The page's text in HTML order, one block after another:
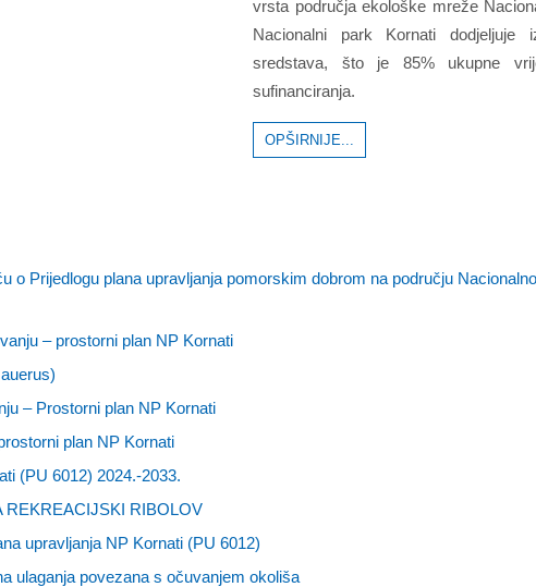
vrsta područja ekološke mreže
Nacionalni park Kornati dodjeljuje
sredstava, što je 85% ukupne
sufinanciranja.
OPŠIRNIJE...
o Prijedlogu plana upravljanja pomorskim dobrom na području
– prostorni plan NP Kornati
– Prostorni plan NP Kornati
plan NP Kornati
(PU 6012) 2024.-2033.
RIBOLOV
upravljanja NP Kornati (PU 6012)
ulaganja povezana s očuvanjem okoliša